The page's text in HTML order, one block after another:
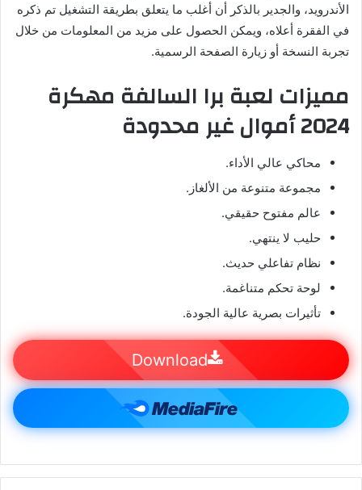
الأندرويد، والجدير بالذكر أن أغلب ما يتعلق بطريقة التشغيل تم ذكره
في الفقرة أعلاه، ويمكن الحصول على مزيد من المعلومات من خلال
تجربة النسخة أو زيارة الصفحة الرسمية.
مميزات لعبة برا السالفة مهكرة
2024 أموال غير محدودة
محاكي عالي الأداء.
مجموعة متنوعة من الألغاز.
عالم مفتوح حقيقي.
حليب لا ينتهي.
نظام تفاعلي حديث.
لوحة تحكم متناغمة.
تأثيرات بصرية عالية الجودة.
Download